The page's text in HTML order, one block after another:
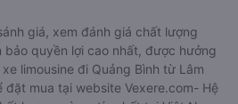
giá, xem đánh giá chất lượng
quyền lợi cao nhất, được hưởng
limousine đi Quảng Bình từ Lâm
mua tại website Vexere.com- Hệ